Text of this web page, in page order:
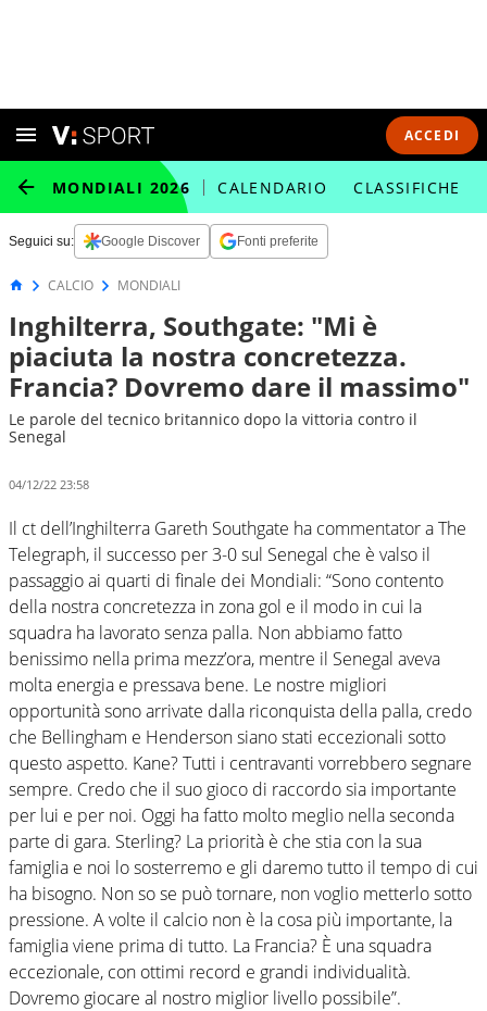
ACCEDI
MONDIALI 2026 CALENDARIO CLASSIFICHE
Seguici su: Google Discover Fonti preferite
CALCIO MONDIALI
Inghilterra, Southgate: "Mi è
piaciuta la nostra concretezza.
Francia? Dovremo dare il massimo"
Le parole del tecnico britannico dopo la vittoria contro il
Senegal
04/12/22 23:58
Il ct dell’Inghilterra Gareth Southgate ha commentator a The
Telegraph, il successo per 3-0 sul Senegal che è valso il
passaggio ai quarti di finale dei Mondiali: “Sono contento
della nostra concretezza in zona gol e il modo in cui la
squadra ha lavorato senza palla. Non abbiamo fatto
benissimo nella prima mezz’ora, mentre il Senegal aveva
molta energia e pressava bene. Le nostre migliori
opportunità sono arrivate dalla riconquista della palla, credo
che Bellingham e Henderson siano stati eccezionali sotto
questo aspetto. Kane? Tutti i centravanti vorrebbero segnare
sempre. Credo che il suo gioco di raccordo sia importante
per lui e per noi. Oggi ha fatto molto meglio nella seconda
parte di gara. Sterling? La priorità è che stia con la sua
famiglia e noi lo sosterremo e gli daremo tutto il tempo di cui
ha bisogno. Non so se può tornare, non voglio metterlo sotto
pressione. A volte il calcio non è la cosa più importante, la
famiglia viene prima di tutto. La Francia? È una squadra
eccezionale, con ottimi record e grandi individualità.
Dovremo giocare al nostro miglior livello possibile”.